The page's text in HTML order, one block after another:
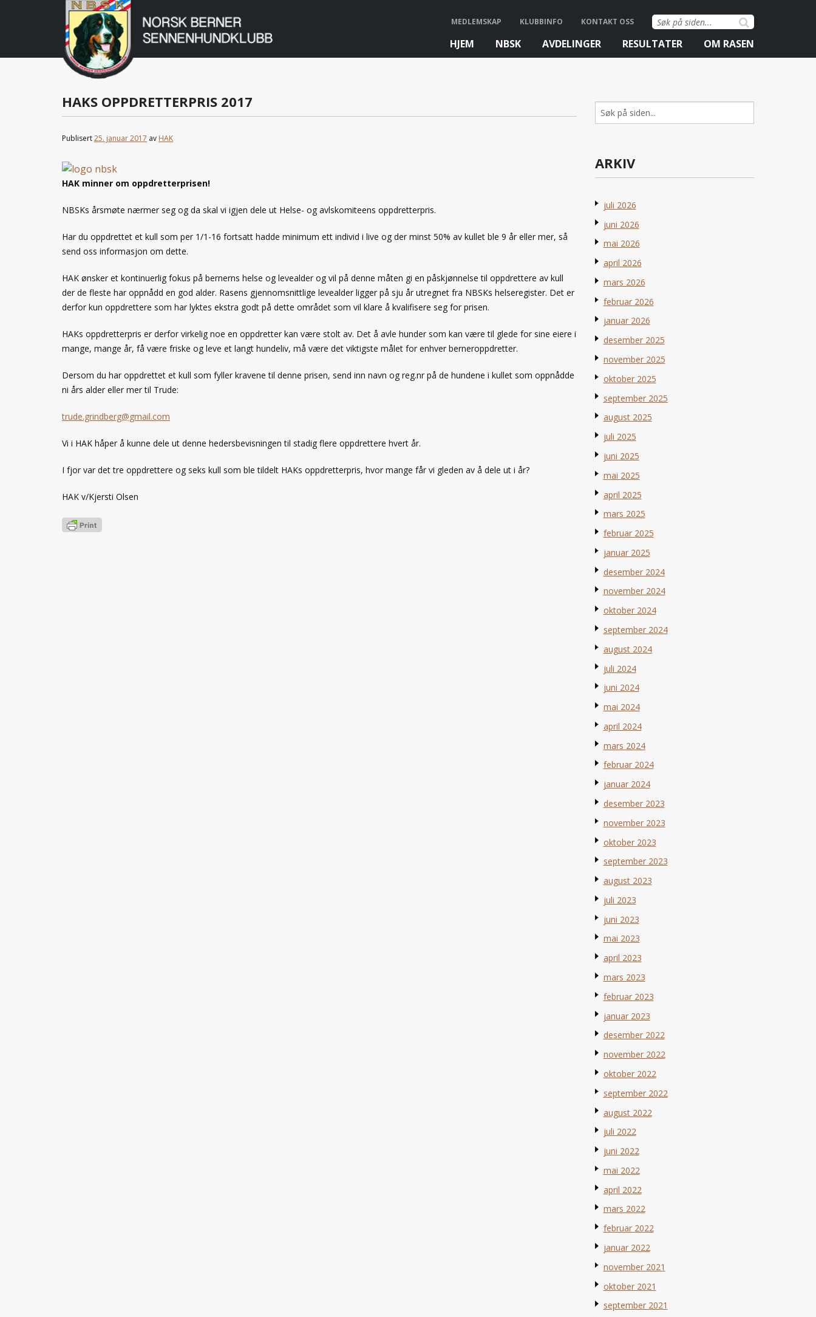
Norsk
Berner
Sennenhundklubb
Søk
etter:
MEDLEMSKAP KLUBBINFO KONTAKT OSS
HJEM NBSK AVDELINGER RESULTATER OM RASEN
HAKS OPPDRETTERPRIS 2017
Publisert25. januar 2017 av HAK
HAK minner om oppdretterprisen!
NBSKs årsmøte nærmer seg og da skal vi igjen dele ut Helse- og avlskomiteens oppdretterpris.
Har du oppdrettet et kull som per 1/1-16 fortsatt hadde minimum ett individ i live og der minst 50% av kullet ble 9 år eller mer, så
send oss informasjon om dette.
HAK ønsker et kontinuerlig fokus på bernerns helse og levealder og vil på denne måten gi en påskjønnelse til oppdrettere av kull
der de fleste har oppnådd en god alder. Rasens gjennomsnittlige levealder ligger på sju år utregnet fra NBSKs helseregister. Det er
derfor kun oppdrettere som har lyktes ekstra godt på dette området som vil klare å kvalifisere seg for prisen.
HAKs oppdretterpris er derfor virkelig noe en oppdretter kan være stolt av. Det å avle hunder som kan være til glede for sine eiere i
mange, mange år, få være friske og leve et langt hundeliv, må være det viktigste målet for enhver berneroppdretter.
Dersom du har oppdrettet et kull som fyller kravene til denne prisen, send inn navn og reg.nr på de hundene i kullet som oppnådde
ni års alder eller mer til Trude:
trude.grindberg@gmail.com
Vi i HAK håper å kunne dele ut denne hedersbevisningen til stadig flere oppdrettere hvert år.
I fjor var det tre oppdrettere og seks kull som ble tildelt HAKs oppdretterpris, hvor mange får vi gleden av å dele ut i år?
HAK v/Kjersti Olsen
Søk
etter:
ARKIV
juli 2026
juni 2026
mai 2026
april 2026
mars 2026
februar 2026
januar 2026
desember 2025
november 2025
oktober 2025
september 2025
august 2025
juli 2025
juni 2025
mai 2025
april 2025
mars 2025
februar 2025
januar 2025
desember 2024
november 2024
oktober 2024
september 2024
august 2024
juli 2024
juni 2024
mai 2024
april 2024
mars 2024
februar 2024
januar 2024
desember 2023
november 2023
oktober 2023
september 2023
august 2023
juli 2023
juni 2023
mai 2023
april 2023
mars 2023
februar 2023
januar 2023
desember 2022
november 2022
oktober 2022
september 2022
august 2022
juli 2022
juni 2022
mai 2022
april 2022
mars 2022
februar 2022
januar 2022
november 2021
oktober 2021
september 2021